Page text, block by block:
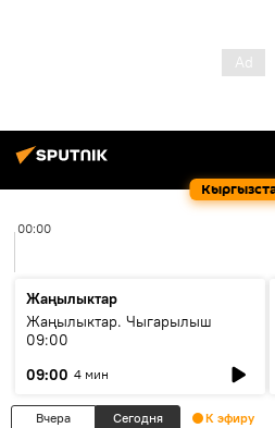
00:00
Жаңылыктар
Жаңылыктар. Чыгарылыш
09:00
09:00 4 мин
Вчера Сегодня К эфиру